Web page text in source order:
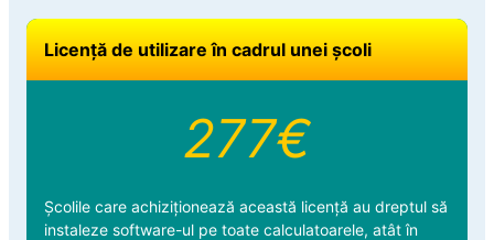
Licență de utilizare în cadrul unei școli
277€
Școlile care achiziționează această licență au dreptul să
instaleze software-ul pe toate calculatoarele, atât în